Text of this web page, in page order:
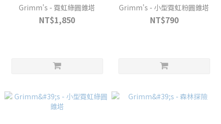
Grimm's - 霓虹綠圓錐塔
NT$1,850
Grimm's - 小型霓虹粉圓錐塔
NT$790